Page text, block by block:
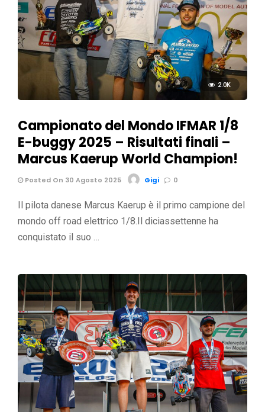
2.0K
Campionato del Mondo IFMAR 1/8
E-buggy 2025 – Risultati finali –
Marcus Kaerup World Champion!
Posted On 30 Agosto 2025 Gigi 0
Il pilota danese Marcus Kaerup è il primo campione del
mondo off road elettrico 1/8.Il diciassettenne ha
conquistato il suo …